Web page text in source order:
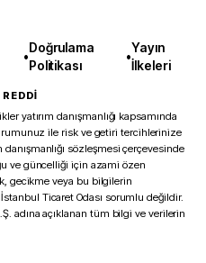
•
Doğrulama
Politikası
•
Yayın
İlkeleri
yatırım danışmanlığı kapsamında
ile risk ve getiri tercihlerinize
sözleşmesi çerçevesinde
ve güncelliği için azami özen
gecikme veya bu bilgilerin
Ticaret Odası sorumlu değildir.
adına açıklanan tüm bilgi ve verilerin